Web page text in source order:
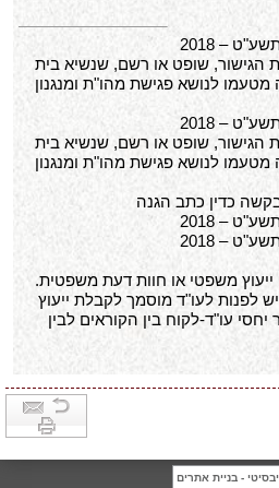
– 2018
הגישור, שופט או רשם, שנשיא בית
לנושא פגישת מהו"ת ומנגנון
– 2018
הגישור, שופט או רשם, שנשיא בית
לנושא פגישת מהו"ת ומנגנון
– 2018
– 2018
משפטי או חוות דעת משפטית.
לפנות לעו"ד מוסמך לקבלת ייעוץ
עו"ד-לקוח בין הקוראים לבין
- בניית אתרים